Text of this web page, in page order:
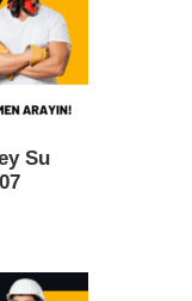
Su